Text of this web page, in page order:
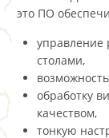
это ПО
управление
столами,
обработку
качеством,
тонкую